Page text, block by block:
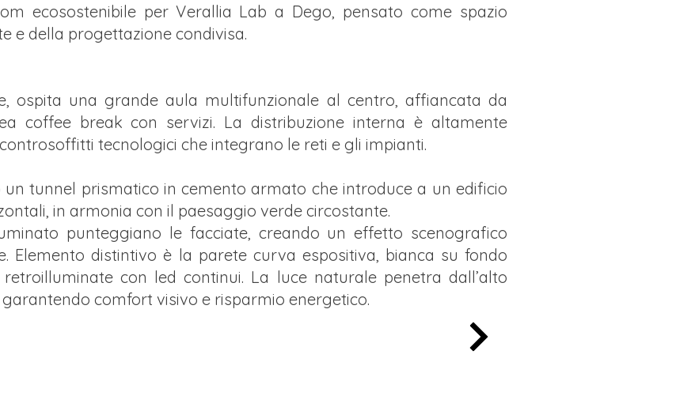
ecosostenibile per Verallia Lab a Dego, pensato come spazio
e della progettazione condivisa.
ospita una grande aula multifunzionale al centro, affiancata da
coffee break con servizi. La distribuzione interna è altamente
tecnologici che integrano le reti e gli impianti.
un tunnel prismatico in cemento armato che introduce a un edificio
in armonia con il paesaggio verde circostante.
punteggiano le facciate, creando un effetto scenografico
Elemento distintivo è la parete curva espositiva, bianca su fondo
con led continui. La luce naturale penetra dall’alto
comfort visivo e risparmio energetico.